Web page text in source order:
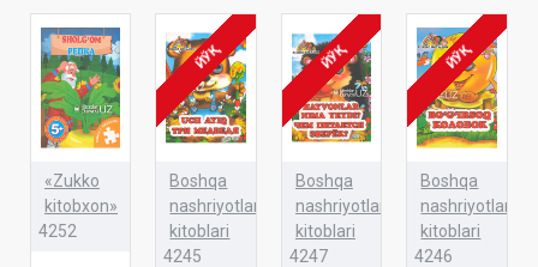
«Zukko
kitobxon»
4252
ЙЎҚ
Boshqa
nashriyotlar
kitoblari
4245
ЙЎҚ
Boshqa
nashriyotlar
kitoblari
4247
ЙЎҚ
Boshqa
nashriyotlar
kitoblari
4246